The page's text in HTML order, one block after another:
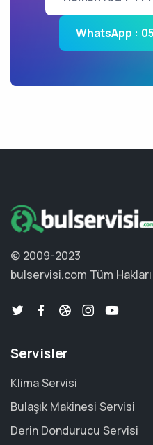
WhatsApp :
© 2009-2023
bulservisi.com Tüm Hakları
Servisler
Klima Servisi
Bulaşık Makinesi Servisi
Derin Dondurucu Servisi